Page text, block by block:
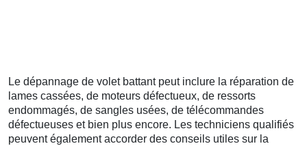
Le dépannage de volet battant peut inclure la réparation de
lames cassées, de moteurs défectueux, de ressorts
endommagés, de sangles usées, de télécommandes
défectueuses et bien plus encore. Les techniciens qualifiés
peuvent également accorder des conseils utiles sur la